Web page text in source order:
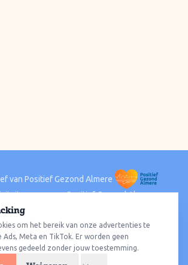
van Positief Gezond Almere
Positief Gezond Almere
ACTIVITEITEN PER WIJK
HavenAlmere StadAlmere BuitenAlmere Poort
OosterwoldWat te doen
om het bereik van onze advertenties te
Ads, Meta en TikTok. Er worden geen
gedeeld zonder jouw toestemming.